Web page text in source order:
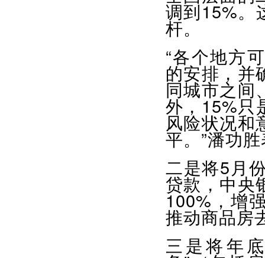
调到15%。
杆。
“各个地方
的安排，并
同城市之间
外，15%只
风险状况和
平。”潘功
二是将5月
贷款，中央
100%，增
推动商品房
三是将年